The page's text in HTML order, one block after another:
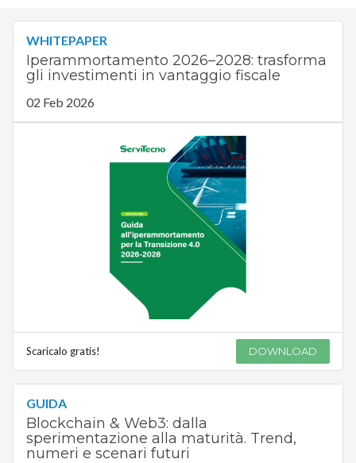
WHITEPAPER
Iperammortamento 2026–2028: trasforma
gli investimenti in vantaggio fiscale
02 Feb 2026
Scaricalo gratis! DOWNLOAD
GUIDA
Blockchain & Web3: dalla
sperimentazione alla maturità. Trend,
numeri e scenari futuri